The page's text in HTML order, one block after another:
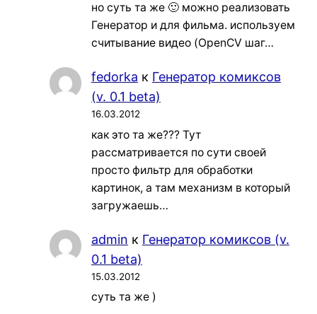
но суть та же 🙂 можно реализовать
Генератор и для фильма. используем
считывание видео (OpenCV шаг…
fedorka к Генератор комиксов
(v. 0.1 beta)
16.03.2012
как это та же??? Тут
рассматривается по сути своей
просто фильтр для обработки
картинок, а там механизм в который
загружаешь…
admin к Генератор комиксов (v.
0.1 beta)
15.03.2012
суть та же )